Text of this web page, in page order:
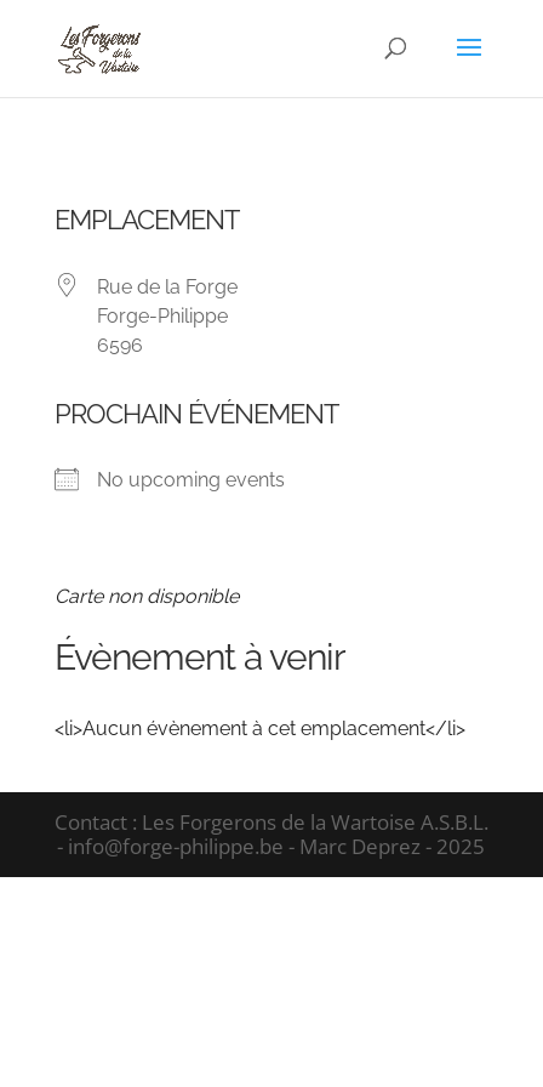
EMPLACEMENT
Rue de la Forge
Forge-Philippe
6596
PROCHAIN ÉVÉNEMENT
No upcoming events
Carte non disponible
Évènement à venir
<li>Aucun évènement à cet emplacement</li>
Contact : Les Forgerons de la Wartoise A.S.B.L.
- info@forge-philippe.be - Marc Deprez - 2025